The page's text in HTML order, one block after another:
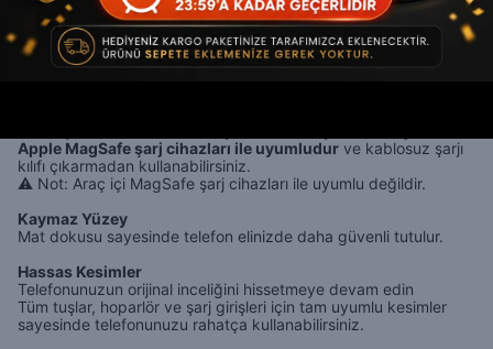
Mat Premium Görünüm
Mat yüzey tasarımı sayesinde telefonunuza sade, modern ve
şık bir görünüm kazandırır.
Apple MagSafe şarj cihazları ile uyumludur ve kablosuz şarjı
kılıfı çıkarmadan kullanabilirsiniz.
⚠️ Not: Araç içi MagSafe şarj cihazları ile uyumlu değildir.
Kaymaz Yüzey
Mat dokusu sayesinde telefon elinizde daha güvenli tutulur.
Hassas Kesimler
Telefonunuzun orijinal inceliğini hissetmeye devam edin
Tüm tuşlar, hoparlör ve şarj girişleri için tam uyumlu kesimler
sayesinde telefonunuzu rahatça kullanabilirsiniz.